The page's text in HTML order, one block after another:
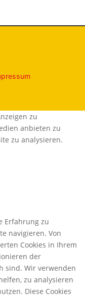
zu
anbieten zu
zu analysieren.
Erfahrung zu
navigieren. Von
Cookies in Ihrem
der
sind. Wir verwenden
zu analysieren
Diese Cookies